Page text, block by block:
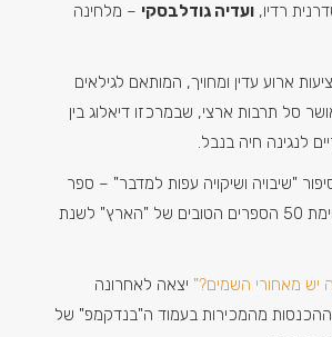
רדיו,ועדיה גודלבסקי– מלחינה
עדין ומחויך, המותאם לגילאים
ומאושר סל תרבות ארצי, שבמרכזו דיאלוג בין
חיה בנבל.
"שיבויה ושיקויה עפות למדבר" – ספר
הילדים שהופיע ברשימת 50 הספרים הטובים של "הארץ" לשנת
השמים?"יצאה לאחרונה
מהמכירות בעמוד ה"בנדקמפ" של